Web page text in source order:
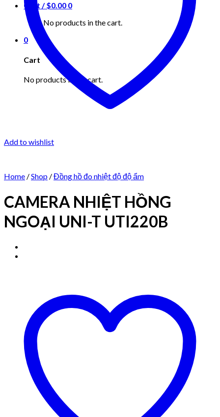
Cart /$0.00 0
No products in the cart.
0
Cart
No products in the cart.
Add to wishlist
Home /Shop /Đồng hồ đo nhiệt độ độ ẩm
CAMERA NHIỆT HỒNG
NGOẠI UNI-T UTI220B